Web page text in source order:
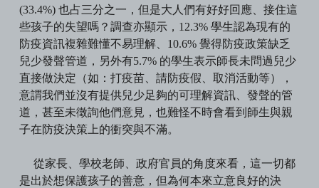
(33.4%) 也占三分之一，但是大人們有好好回應、接住這
些孩子的失望嗎？調查亦顯示，12.3% 學生認為現有的
防疫資訊複雜難懂不易理解、10.6% 覺得防疫政策缺乏
兒少發聲管道，另外有5.7% 的學生表示師長未問過兒少
直接做決定（如：打疫苗、請防疫假、取消活動等），
意謂我們並沒有提供兒少足夠的可理解資訊、發聲的管
道，甚至未徵詢他們意見，也難怪不時會看到師生與親
子在防疫決策上的衝突與不滿。
從家長、學校老師、政府官員的角度來看，這一切都
是出於想保護孩子的善意，但為何本來立意良好的決